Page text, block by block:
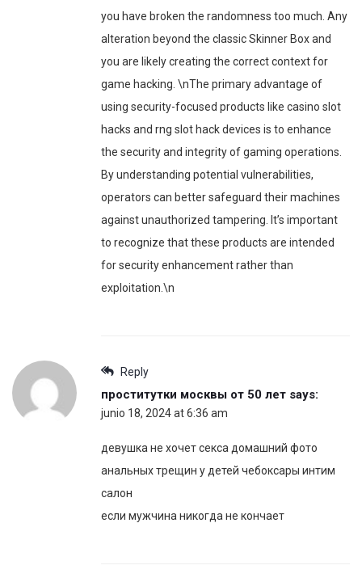
you have broken the randomness too much. Any
alteration beyond the classic Skinner Box and
you are likely creating the correct context for
game hacking. \nThe primary advantage of
using security-focused products like casino slot
hacks and rng slot hack devices is to enhance
the security and integrity of gaming operations.
By understanding potential vulnerabilities,
operators can better safeguard their machines
against unauthorized tampering. It’s important
to recognize that these products are intended
for security enhancement rather than
exploitation.\n
Reply
проститутки москвы от 50 лет says:
junio 18, 2024 at 6:36 am
девушка не хочет секса домашний фото
анальных трещин у детей чебоксары интим
салон
если мужчина никогда не кончает